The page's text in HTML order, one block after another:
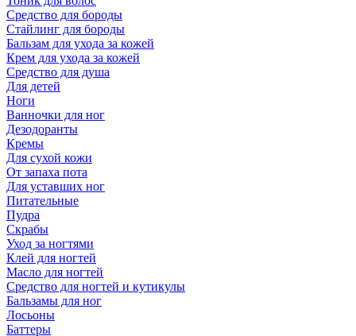
Средство для бороды
Стайлинг для бороды
Бальзам для ухода за кожей
Крем для ухода за кожей
Средство для душа
Для детей
Ноги
Ванночки для ног
Дезодоранты
Кремы
Для сухой кожи
От запаха пота
Для уставших ног
Питательные
Пудра
Скрабы
Уход за ногтями
Клей для ногтей
Масло для ногтей
Средство для ногтей и кутикулы
Бальзамы для ног
Лосьоны
Баттеры